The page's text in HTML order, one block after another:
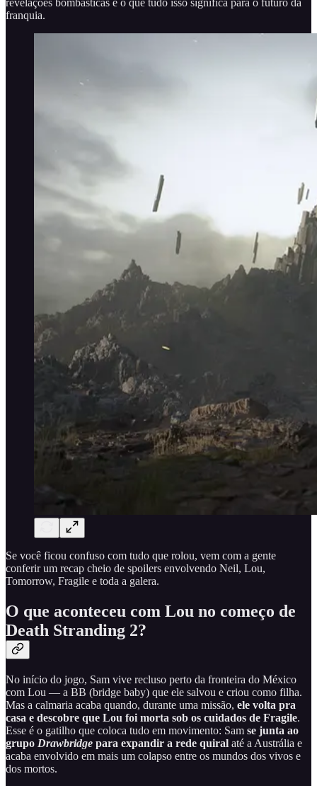
franquia.
Se você ficou confuso com tudo que rolou, vem com a gente
conferir um recap cheio de spoilers envolvendo Neil, Lou,
Tomorrow, Fragile e toda a galera.
O que aconteceu com Lou no começo de
Death Stranding 2?
No início do jogo, Sam vive recluso perto da fronteira do México
com Lou — a BB (bridge baby) que ele salvou e criou como filha.
Mas a calmaria acaba quando, durante uma missão, ele volta pra
casa e descobre que Lou foi morta sob os cuidados de Fragile.
Esse é o gatilho que coloca tudo em movimento: Sam se junta ao
grupo Drawbridge para expandir a rede quiral até a Austrália e
acaba envolvido em mais um colapso entre os mundos dos vivos e
dos mortos.